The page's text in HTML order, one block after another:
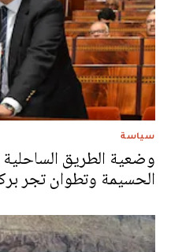
سياسة
وضعية الطريق الساحلية
الحسيمة وتطوان تجر